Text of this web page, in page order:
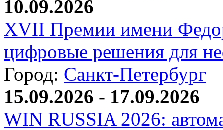
10.09.2026
XVII Премии имени
цифровые решения для
Город: Санкт-Петербург
15.09.2026 - 17.09.2026
WIN RUSSIA 2026: